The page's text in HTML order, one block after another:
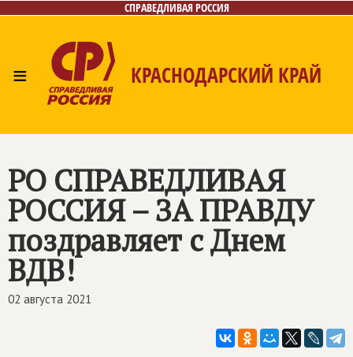
СПРАВЕДЛИВАЯ РОССИЯ
≡ КРАСНОДАРСКИЙ КРАЙ
Контакты
РО СПРАВЕДЛИВАЯ
РОССИЯ – ЗА ПРАВДУ
поздравляет с Днем
ВДВ!
02 августа 2021